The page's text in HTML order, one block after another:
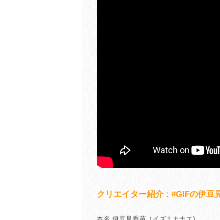
クリエイター紹介 : #GIFの伊豆